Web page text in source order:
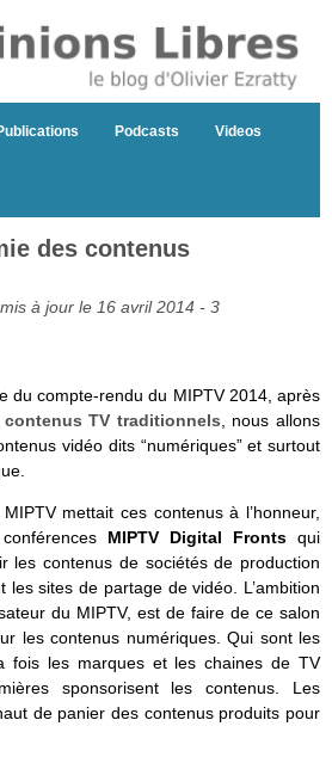
Podcasts Videos
des contenus
à jour le 16 avril 2014 - 3
du compte-rendu du MIPTV 2014, après
contenus TV traditionnels , nous allons
vidéo dits “numériques” et surtout
mettait ces contenus à l’honneur,
MIPTV Digital Fronts qui
les contenus de sociétés de production
les sites de partage de vidéo. L’ambition
du MIPTV, est de faire de ce salon
les contenus numériques. Qui sont les
fois les marques et les chaines de TV
sponsorisent les contenus. Les
de panier des contenus produits pour